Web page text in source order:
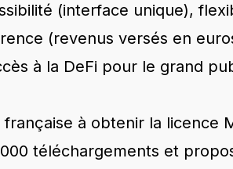
(interface unique),
(revenus versés en
à la DeFi pour le grand
à obtenir la licence
téléchargements et